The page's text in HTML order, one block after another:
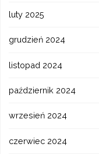
luty 2025
grudzień 2024
listopad 2024
październik 2024
wrzesień 2024
czerwiec 2024